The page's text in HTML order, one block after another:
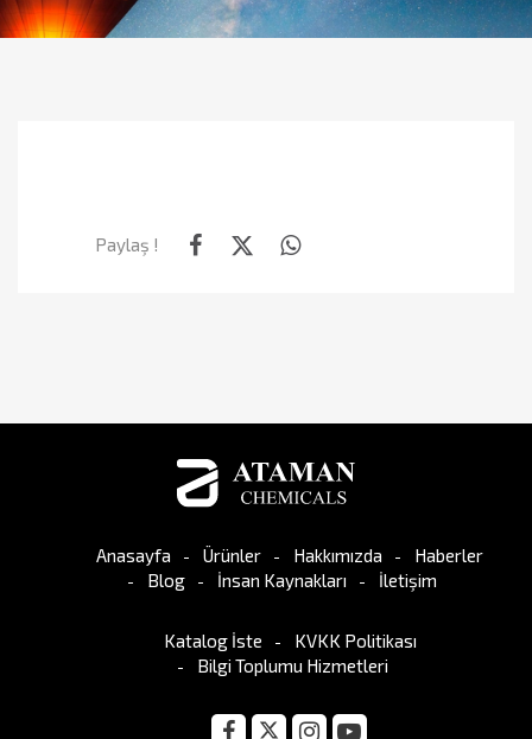
Paylaş !
Anasayfa Ürünler Hakkımızda
Haberler
Blog
İnsan Kaynakları İletişim
Katalog İste
KVKK Politikası
Bilgi Toplumu Hizmetleri